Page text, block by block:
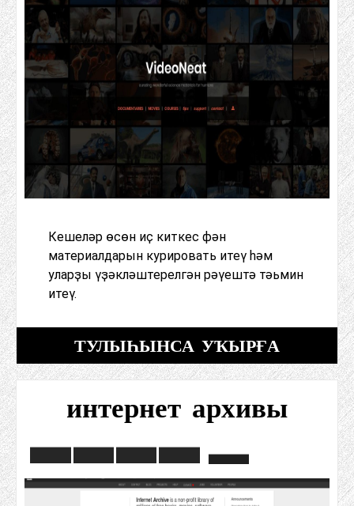
Кешеләр өсөн иҫ киткес фән
материалдарын курировать итеү һәм
уларҙы үҙәкләштерелгән рәүештә тәьмин
итеү.
ТУЛЫҺЫНСА УҠЫРҒА
интернет архивы